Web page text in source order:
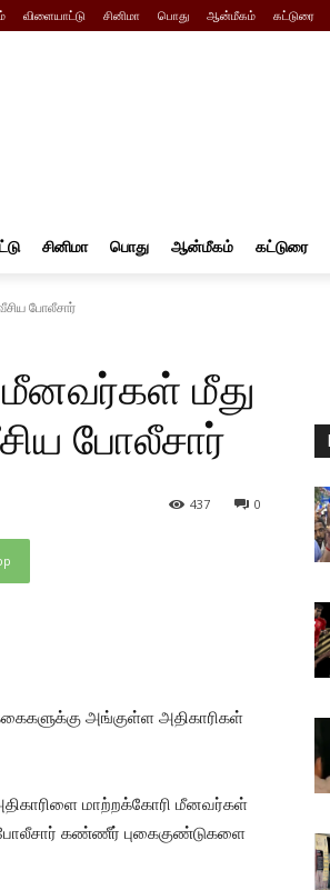
விளையாட்டு சினிமா பொது ஆன்மீகம் கட்டுரை
சினிமா பொது ஆன்மீகம் கட்டுரை
போலீசார்
மீது
போலீசார்
0
437
அங்குள்ள அதிகாரிகள்
மாற்றக்கோரி மீனவர்கள்
போலீசார் கண்ணீர் புகைகுண்டுகளை